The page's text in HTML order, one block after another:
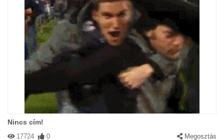
Nincs cím!
17724 0 Megosztás